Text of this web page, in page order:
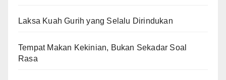
Laksa Kuah Gurih yang Selalu Dirindukan
Tempat Makan Kekinian, Bukan Sekadar Soal
Rasa